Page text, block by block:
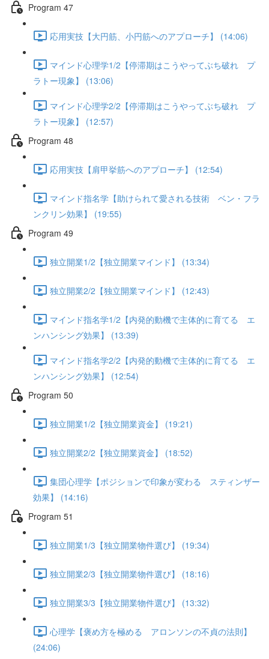
Program 47
応用実技【大円筋、小円筋へのアプローチ】 (14:06)
マインド心理学1/2【停滞期はこうやってぶち破れ プ
ラトー現象】 (13:06)
マインド心理学2/2【停滞期はこうやってぶち破れ プ
ラトー現象】 (12:57)
Program 48
応用実技【肩甲挙筋へのアプローチ】 (12:54)
マインド指名学【助けられて愛される技術 ベン・フラ
ンクリン効果】 (19:55)
Program 49
独立開業1/2【独立開業マインド】 (13:34)
独立開業2/2【独立開業マインド】 (12:43)
マインド指名学1/2【内発的動機で主体的に育てる エ
ンハンシング効果】 (13:39)
マインド指名学2/2【内発的動機で主体的に育てる エ
ンハンシング効果】 (12:54)
Program 50
独立開業1/2【独立開業資金】 (19:21)
独立開業2/2【独立開業資金】 (18:52)
集団心理学【ポジションで印象が変わる スティンザー
効果】 (14:16)
Program 51
独立開業1/3【独立開業物件選び】 (19:34)
独立開業2/3【独立開業物件選び】 (18:16)
独立開業3/3【独立開業物件選び】 (13:32)
心理学【褒め方を極める アロンソンの不貞の法則】
(24:06)